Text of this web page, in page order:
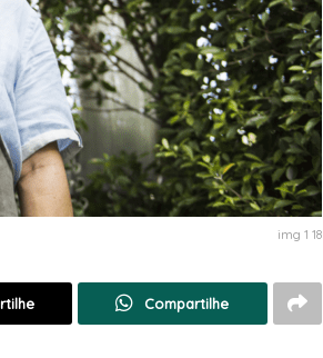
img 1 18
Compartilhe